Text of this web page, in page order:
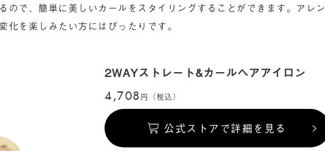
ので、簡単に美しいカールをスタイリングすることができます。アレン
化を楽しみたい方にはぴったりです。
2WAYストレート&カールヘアアイロン
4,708 円（税込）
公式ストアで詳細を見る